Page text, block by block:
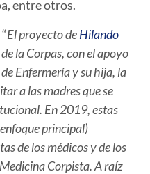
entre otros.
El proyecto deHilando
la Corpas, con el apoyo
Enfermería y su hija, la
a las madres que se
En 2019, estas
principal)
de los médicos y de los
Corpista. A raíz